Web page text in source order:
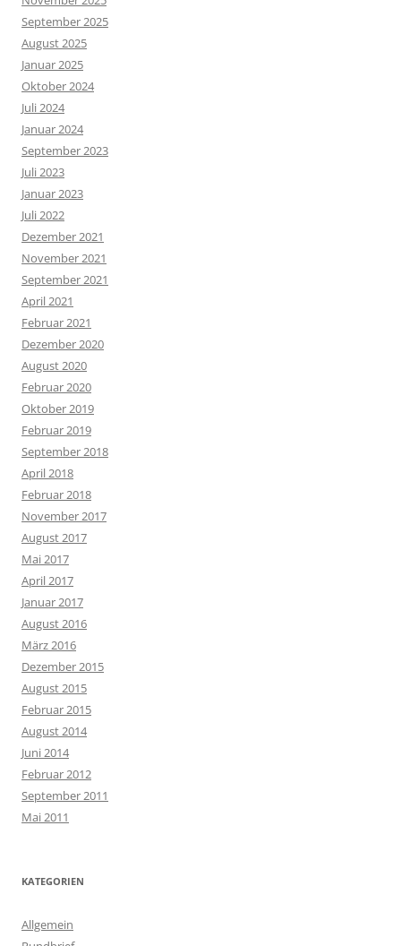
September 2025
August 2025
Januar 2025
Oktober 2024
Juli 2024
Januar 2024
September 2023
Juli 2023
Januar 2023
Juli 2022
Dezember 2021
November 2021
September 2021
April 2021
Februar 2021
Dezember 2020
August 2020
Februar 2020
Oktober 2019
Februar 2019
September 2018
April 2018
Februar 2018
November 2017
August 2017
Mai 2017
April 2017
Januar 2017
August 2016
März 2016
Dezember 2015
August 2015
Februar 2015
August 2014
Juni 2014
Februar 2012
September 2011
Mai 2011
KATEGORIEN
Allgemein